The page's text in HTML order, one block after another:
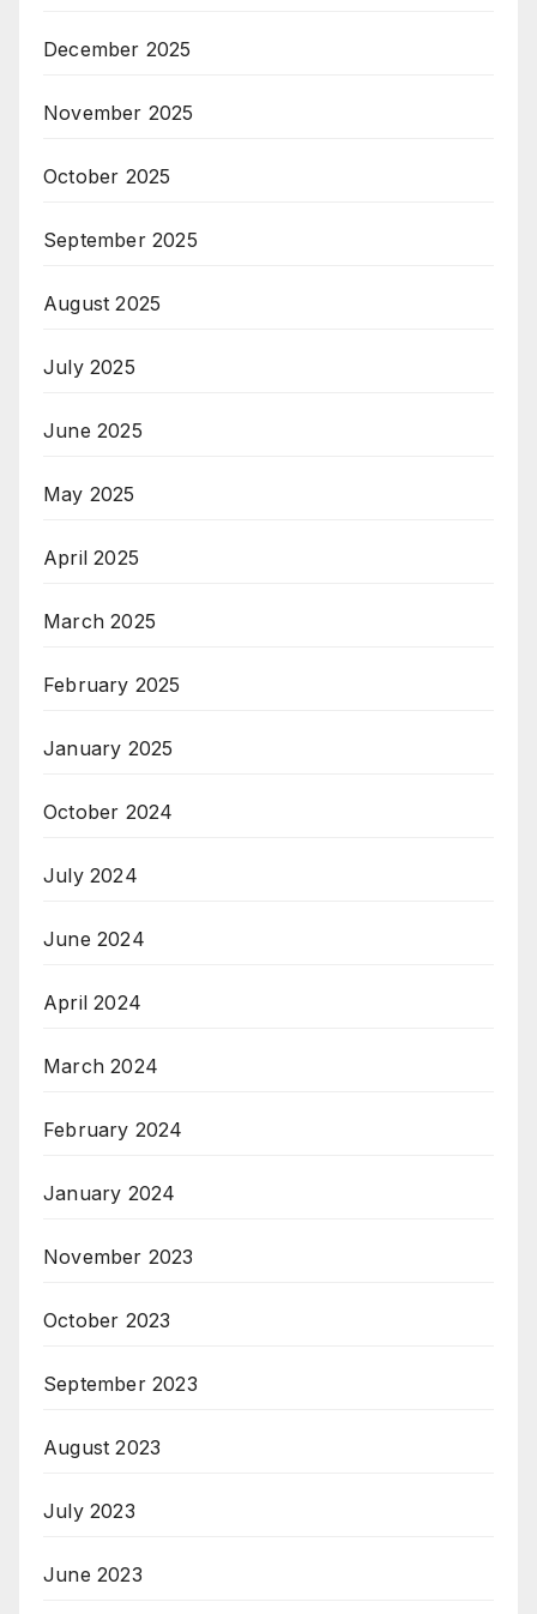
December 2025
November 2025
October 2025
September 2025
August 2025
July 2025
June 2025
May 2025
April 2025
March 2025
February 2025
January 2025
October 2024
July 2024
June 2024
April 2024
March 2024
February 2024
January 2024
November 2023
October 2023
September 2023
August 2023
July 2023
June 2023